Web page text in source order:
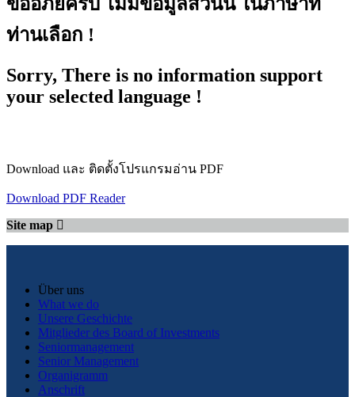
ท่านเลือก !
Sorry, There is no information support
your selected language !
Download และ ติดตั้งโปรแกรมอ่าน PDF
Download PDF Reader
Site map
Über uns
What we do
Unsere Geschichte
Mitglieder des Board of Investments
Seniormanagement
Senior Management
Organigramm
Anschrift